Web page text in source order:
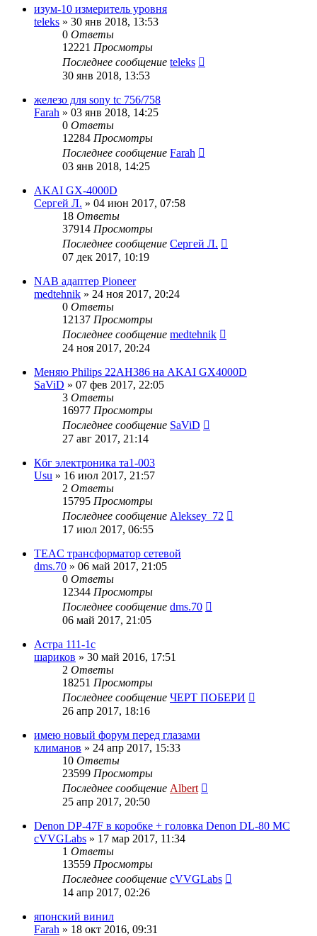
изум-10 измеритель уровня
teleks » 30 янв 2018, 13:53
0 Ответы
12221 Просмотры
Последнее сообщение teleks
30 янв 2018, 13:53
железо для sony tc 756/758
Farah » 03 янв 2018, 14:25
0 Ответы
12284 Просмотры
Последнее сообщение Farah
03 янв 2018, 14:25
AKAI GX-4000D
Сергей Л. » 04 июн 2017, 07:58
18 Ответы
37914 Просмотры
Последнее сообщение Сергей Л.
07 дек 2017, 10:19
NAB адаптер Pioneer
medtehnik » 24 ноя 2017, 20:24
0 Ответы
12137 Просмотры
Последнее сообщение medtehnik
24 ноя 2017, 20:24
Меняю Philips 22AH386 на AKAI GX4000D
SaViD » 07 фев 2017, 22:05
3 Ответы
16977 Просмотры
Последнее сообщение SaViD
27 авг 2017, 21:14
Кбг электроника та1-003
Usu » 16 июл 2017, 21:57
2 Ответы
15795 Просмотры
Последнее сообщение Aleksey_72
17 июл 2017, 06:55
TEAC трансформатор сетевой
dms.70 » 06 май 2017, 21:05
0 Ответы
12344 Просмотры
Последнее сообщение dms.70
06 май 2017, 21:05
Астра 111-1с
шариков » 30 май 2016, 17:51
2 Ответы
18251 Просмотры
Последнее сообщение ЧЕРТ ПОБЕРИ
26 апр 2017, 18:16
имею новый форум перед глазами
климанов » 24 апр 2017, 15:33
10 Ответы
23599 Просмотры
Последнее сообщение Albert
25 апр 2017, 20:50
Denon DP-47F в коробке + головка Denon DL-80 MC
cVVGLabs » 17 мар 2017, 11:34
1 Ответы
13559 Просмотры
Последнее сообщение cVVGLabs
14 апр 2017, 02:26
японский винил
Farah » 18 окт 2016, 09:31